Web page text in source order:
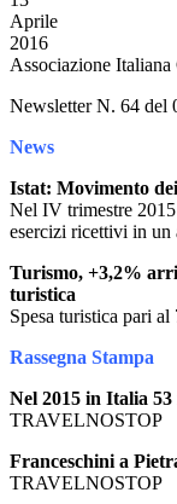
Aprile
2016
Associazione
Newsletter N. 64 del
News
Istat: Movimento
Nel IV trimestre
esercizi ricettivi in un
Turismo, +3,2%
turistica
Spesa turistica pari
Rassegna Stampa
Nel 2015 in Italia
TRAVELNOSTOP
Franceschini a
TRAVELNOSTOP